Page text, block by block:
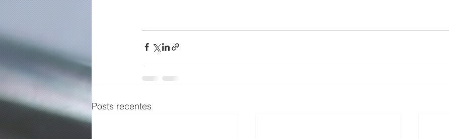
Posts recentes